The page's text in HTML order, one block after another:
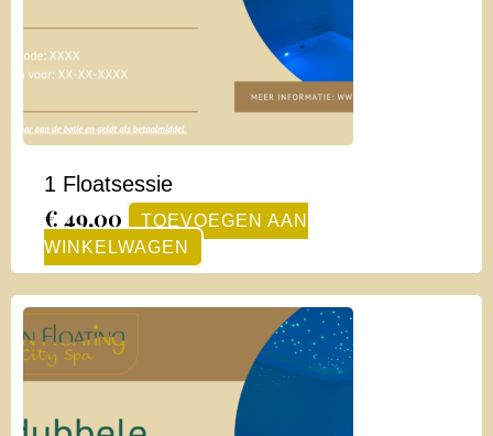
1 Floatsessie
€ 49,00
TOEVOEGEN AAN
WINKELWAGEN